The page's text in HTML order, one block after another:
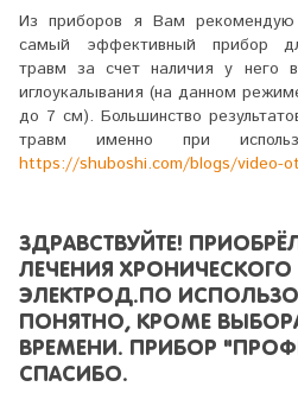
Из приборов я Вам
самый эффективный прибор
травм за счет наличия у него
иглоукалывания (на данном
до 7 см). Большинство
травм именно при
https://shuboshi.com/blogs/video-
ЗДРАВСТВУЙТЕ!
ЛЕЧЕНИЯ
ЭЛЕКТРОД.ПО
ПОНЯТНО, КРОМЕ
ВРЕМЕНИ. ПРИБОР
СПАСИБО.